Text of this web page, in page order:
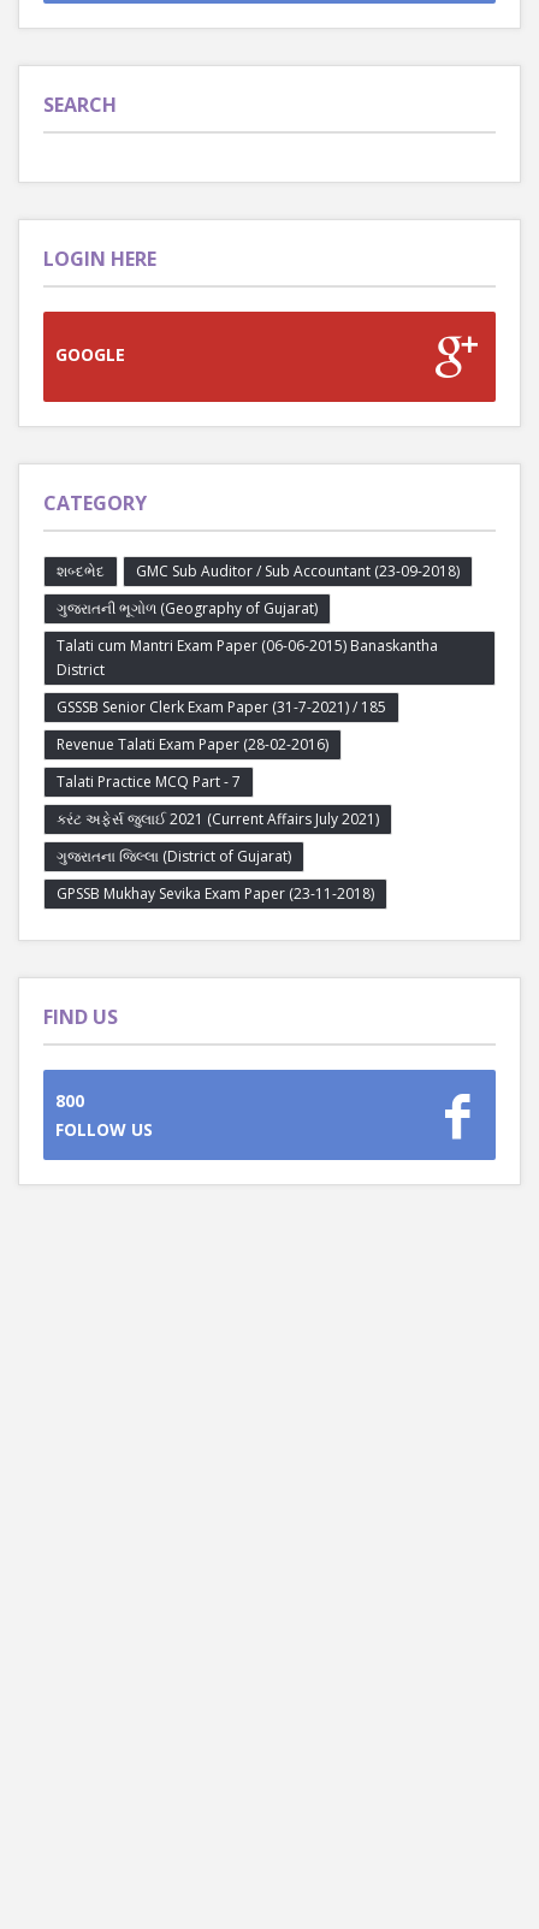
SEARCH
LOGIN HERE
GOOGLE
CATEGORY
શબ્દભેદ
GMC Sub Auditor / Sub Accountant (23-09-2018)
ગુજરાતની ભૂગોળ (Geography of Gujarat)
Talati cum Mantri Exam Paper (06-06-2015) Banaskantha
District
GSSSB Senior Clerk Exam Paper (31-7-2021) / 185
Revenue Talati Exam Paper (28-02-2016)
Talati Practice MCQ Part - 7
કરંટ અફેર્સ જુલાઈ 2021 (Current Affairs July 2021)
ગુજરાતના જિલ્લા (District of Gujarat)
GPSSB Mukhay Sevika Exam Paper (23-11-2018)
FIND US
800
FOLLOW US